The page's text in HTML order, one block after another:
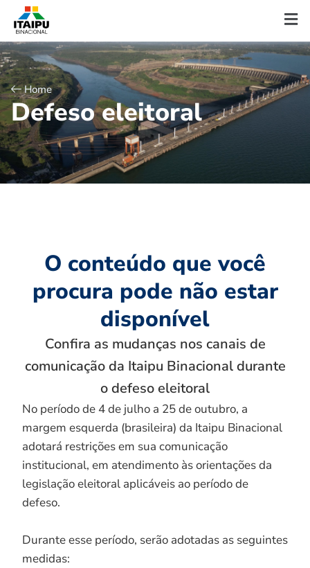
Home
Defeso eleitoral
O conteúdo que você
procura pode não estar
disponível
Confira as mudanças nos canais de
comunicação da Itaipu Binacional durante
o defeso eleitoral
No período de 4 de julho a 25 de outubro, a
margem esquerda (brasileira) da Itaipu Binacional
adotará restrições em sua comunicação
institucional, em atendimento às orientações da
legislação eleitoral aplicáveis ao período de
defeso.
Durante esse período, serão adotadas as seguintes
medidas: